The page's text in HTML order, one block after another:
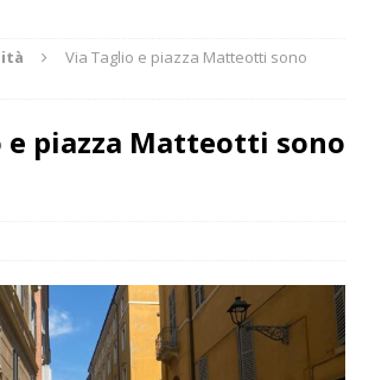
Via Taglio e piazza Matteotti sono
e piazza Matteotti sono